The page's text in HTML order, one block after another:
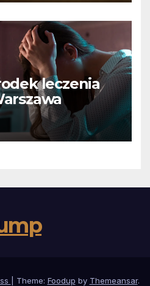
leczenia
Theme: Foodup by Themeansar.